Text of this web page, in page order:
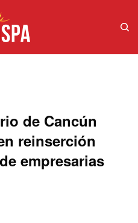
de Cancún
reinserción
empresarias